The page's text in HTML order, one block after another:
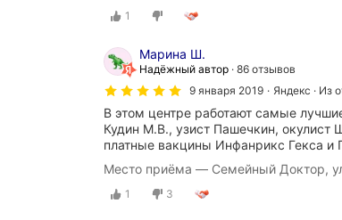
а
т
н
а
я
к
л
и
1
Марина Ш.
Надёжный автор 86 отзывов
9 января 2019
Яндекс · Из
В этом центре работают самые
Кудин М.В., узист Пашечкин, окулист
платные вакцины Инфанрикс Гекса и
Место приёма — Семейный Доктор,
1 3